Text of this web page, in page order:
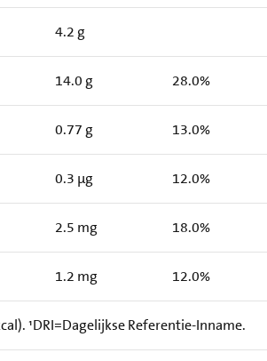
4.2 g
14.0 g 28.0%
0.77 g 13.0%
0.3 µg 12.0%
2.5 mg 18.0%
1.2 mg 12.0%
¹DRI=Dagelijkse Referentie-Inname.